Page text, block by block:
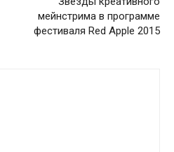
мейнстрима в программе
фестиваля Red Apple 2015